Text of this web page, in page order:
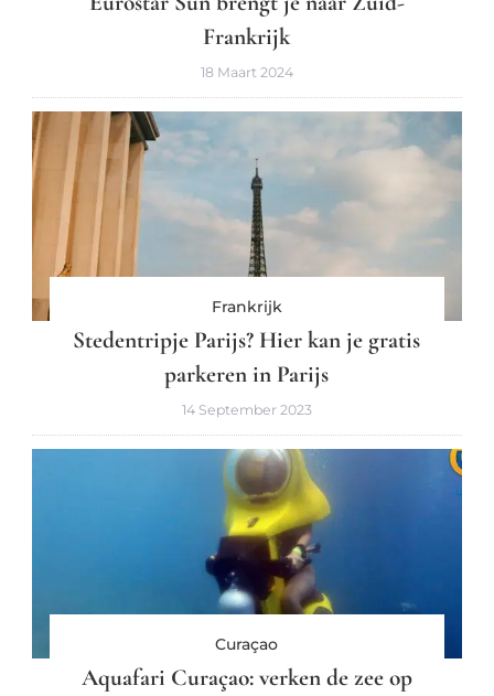
Frankrijk
18 Maart 2024
Frankrijk
Stedentripje Parijs? Hier kan je gratis
parkeren in Parijs
14 September 2023
Curaçao
Aquafari Curaçao: verken de zee op